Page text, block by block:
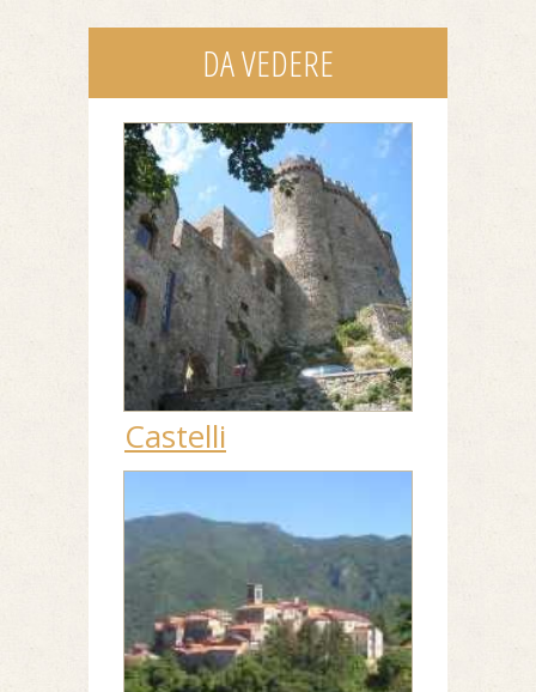
DA VEDERE
Castelli